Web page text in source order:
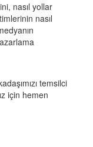
nasıl yollar
nasıl
temsilci
için hemen